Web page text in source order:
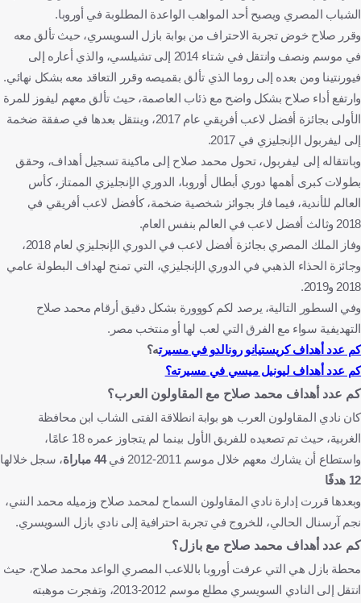
الشباب المصري ويصبح أحد المواهب الواعدة المطلوبة في أوروبا.
وقرر صلاح خوض تجربة الاحتراف من بوابة بازل السويسري، حيث تألق معه
في موسم ونصف وانتقل في شتاء 2014 إلى تشيلسي، والذي أعاره إلى
فيورنتينا ومن بعده إلى روما الذي تألق بقميصه وقرر التعاقد معه بشكل نهائي.
وارتفع أداء صلاح بشكل واضح مع ذئاب العاصمة، حيث تألق معهم ليفوز للمرة
الأولى بجائزة أفضل لاعب أفريقي عام 2017، وينتقل بعدها في صفقة ضخمة
إلى ليفربول الإنجليزي في 2017.
وبانتقاله إلى ليفربول، تحول محمد صلاح إلى ماكينة تسجيل أهداف، وحقق
بطولات كبرى أهمها دوري أبطال أوروبا، الدوري الإنجليزي الممتاز، كأس
العالم للأندية، فيما فاز بجوائز شخصية ضخمة، كأفضل لاعب أفريقي في
2018 وثالث أفضل لاعب في العالم بنفس العام.
وفاز الملك المصري بجائزة أفضل لاعب في الدوري الإنجليزي لعام 2018،
وجائزة الحذاء الذهبي في الدوري الإنجليزي، التي تمنح لهداف البطولة عامي
2018 و2019.
وفي السطور التالية، يرصد لكم كووورة بشكل دقيق أرقام محمد صلاح
التهديفية سواء مع الفرق التي لعب لها أو منتخب مصر.
كم عدد أهداف كريستيانو رونالدو في مسيرته؟
كم عدد أهداف ليونيل ميسي في مسيرته؟
كم عدد أهداف محمد صلاح مع المقاولون العرب؟
كان نادي المقاولون العرب هو بوابة انطلاقة الفتى الشاب ابن محافظة
الغربية، حيث تم تصعيده للفريق الأول بينما لم يتجاوز عمره 18 عامًا،
واستطاع أن يشارك معهم خلال موسم 2011-2012 في
44 مباراة
، سجل خلالها
12 هدفًا
وبعدها قررت إدارة نادي المقاولون السماح لمحمد صلاح وزميله محمد النني،
نجم آرسنال الحالي، للخروج في تجربة احترافية إلى نادي بازل السويسري.
كم عدد أهداف محمد صلاح مع بازل؟
محطة بازل هي التي عرفت أوروبا باللاعب المصري الواعد محمد صلاح، حيث
انتقل إلى النادي السويسري مطلع موسم 2012-2013، وتفجرت موهبته